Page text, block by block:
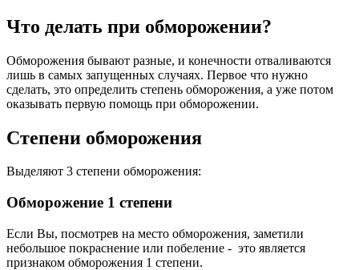
Что делать при обморожении?
Обморожения бывают разные, и конечности отваливаются
лишь в самых запущенных случаях. Первое что нужно
сделать, это определить степень обморожения, а уже потом
оказывать первую помощь при обморожении.
Степени обморожения
Выделяют 3 степени обморожения:
Обморожение 1 степени
Если Вы, посмотрев на место обморожения, заметили
небольшое покраснение или побеление - это является
признаком обморожения 1 степени.